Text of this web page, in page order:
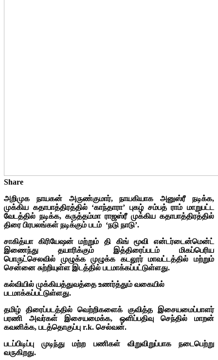
Share
அறிமுக நாயகன் அருண்குமார், நாயகியாக அனுஸ்ரீ நடிக்க,
முக்கிய கதாபாத்திரத்தில் ‘காந்தாரா’ புகழ் சம்பத் ராம் மாறுபட்ட
வேடத்தில் நடிக்க, கருத்தம்மா ராஜஸ்ரீ முக்கிய கதாபாத்திரத்தில்
திரை பிரபலங்கள் நடிக்கும் படம் ‘நடு நாடு’.
சாகித்யா கிரியேஷன் மற்றும் தி கிங் மூவி என்டர்டைன்மென்ட்
இணைந்து தயாரிக்கும் இத்திரைப்படம் மிகப்பெரிய
பொருட்செலவில் முழுக்க முழுக்க கடலூர் மாவட்டத்தில் மற்றும்
சென்னை சுற்றியுள்ள இடத்தில் படமாக்கப்பட்டுள்ளது.
கல்வியில் முக்கியத்துவத்தை உணர்த்தும் வகையில்
படமாக்கப்பட்டுள்ளது.
தமிழ் திரைப்படத்தில் வெற்றிகளைக் குவித்த இசையமைப்பாளர்
பரணி அவர்கள் இசையமைக்க, ஒளிப்பதிவு செந்தில் மாறன்
கவனிக்க, படத்தொகுப்பு r.k. செல்வன்.
படப்பிடிப்பு முடிந்து மற்ற பணிகள் விறுவிறுப்பாக நடைபெற்று
வருகிறது.